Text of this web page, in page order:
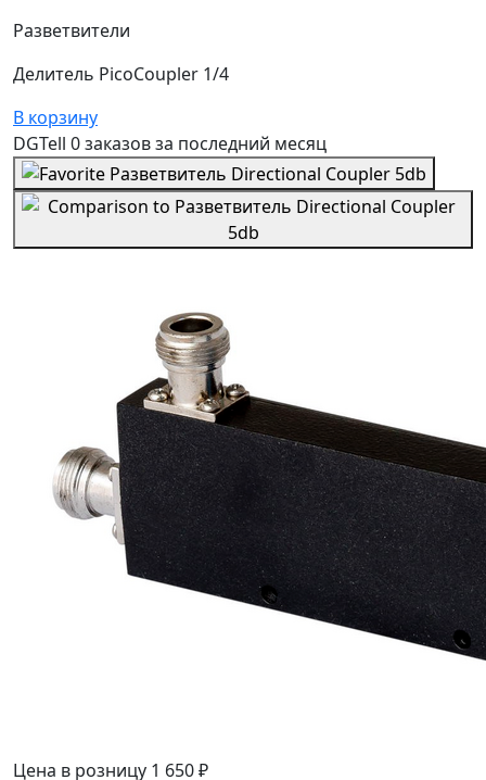
Разветвители
Делитель PicoCoupler 1/4
В корзину
DGTell 0 заказовза последний месяц
Цена в розницу 1 650 ₽